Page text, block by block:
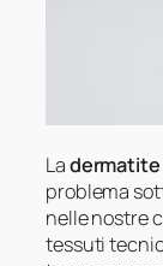
La
problema
nelle nostre
tessuti